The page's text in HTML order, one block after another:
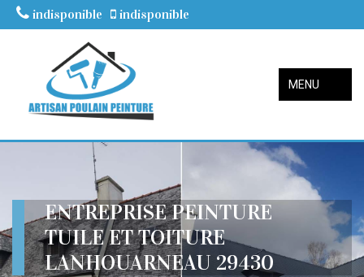
indisponible indisponible
MENU
ENTREPRISE PEINTURE
TUILE ET TOITURE
LANHOUARNEAU 29430